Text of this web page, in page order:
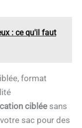
: ce qu'il faut
format
ciblée sans
sac pour des